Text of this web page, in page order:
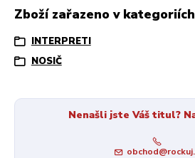
Zboží zařazeno v kategoriích
INTERPRETI
NOSIČ
Nenašli jste Váš titul?